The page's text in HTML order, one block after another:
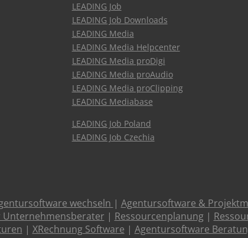
LEADING Job
LEADING Job Downloads
LEADING Media
LEADING Media Helpcenter
LEADING Media proDigi
LEADING Media proAudio
LEADING Media proClipping
LEADING Mediabase
LEADING Job Poland
LEADING Job Czechia
wechseln | Agentursoftware &
Unternehmensberater | Ressourcenplanung|
| XRechnung Software | Agentursoftware